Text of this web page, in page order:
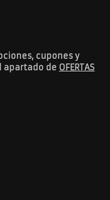
cupones y
apartado de OFERTAS